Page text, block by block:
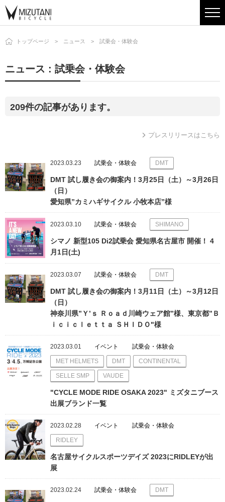
トップページ ニュース 試乗会・体験会
ニュース : 試乗会・体験会
209件の記事があります。
プレスリリースはこちら
2023.03.23 試乗会・体験会 DMT
DMT 試し履き会の御案内！3月25日（土）～3月26日
（日）
愛知県”カミハギサイクル 小牧本店”様
2023.03.10 試乗会・体験会 SHIMANO
シマノ 新型105 Di2試乗会 愛知県名古屋市 開催！ 4
月1日(土)
2023.03.07 試乗会・体験会 DMT
DMT 試し履き会の御案内！3月11日（土）～3月12日
（日）
神奈川県”Ｙ’ｓ Ｒｏａｄ川崎ウェア館”様、東京都”Ｂ
ｉｃｉｃｌｅｔｔａ ＳＨＩＤＯ"様
2023.03.01 イベント 試乗会・体験会
MET HELMETS DMT CONTINENTAL
SELLE SMP VAUDE
"CYCLE MODE RIDE OSAKA 2023" ミズタニブース
出展ブランド一覧
2023.02.28 イベント 試乗会・体験会
RIDLEY
名古屋サイクルスポーツデイズ 2023にRIDLEYが出
展
2023.02.24 試乗会・体験会 DMT